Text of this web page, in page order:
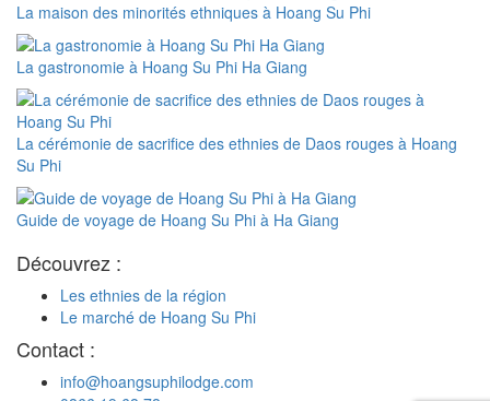
La maison des minorités ethniques à Hoang Su Phi
La gastronomie à Hoang Su Phi Ha Giang
La cérémonie de sacrifice des ethnies de Daos rouges à Hoang
Su Phi
Guide de voyage de Hoang Su Phi à Ha Giang
Découvrez :
Les ethnies de la région
Le marché de Hoang Su Phi
Contact :
info@hoangsuphilodge.com